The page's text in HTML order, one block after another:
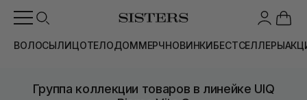
ВОЛОСЫЛИЦОТЕЛОДОММЕРЧНОВИНКИБЕСТСЕЛЛЕРЫ
Группа коллекции товаров в линейке UIQ